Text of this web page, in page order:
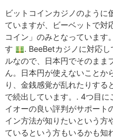
ビットコインカジノのように
ていますが、ビーベットで対
コイン」のみとなっています
す
. BeeBetカジノに対応
ルなので、日本円でそのまま
ん。日本円が使えないことか
り、金銭感覚が乱れたりする
で続出しています。. 4つ目
イオーの良い評判がサポート
イン方法が知りたいという方
ているという方もいるかも知